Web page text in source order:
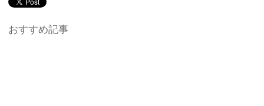
おすすめ記事